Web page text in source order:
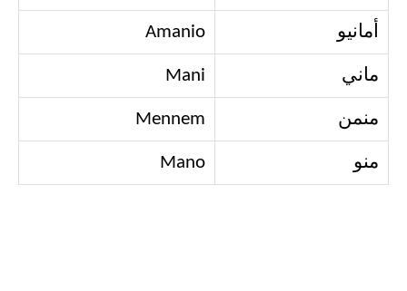
أمانيو Amanio
ماني Mani
منمن Mennem
منو Mano